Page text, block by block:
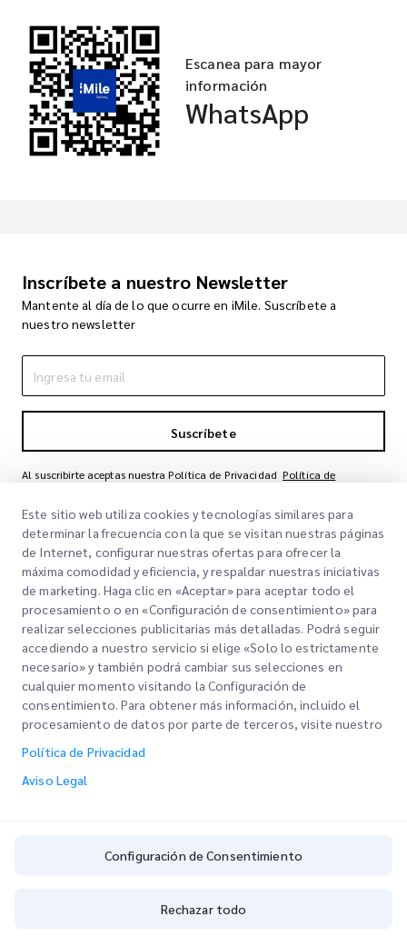
Escanea para mayor
información
WhatsApp
Inscríbete a nuestro Newsletter
Mantente al día de lo que ocurre en iMile. Suscríbete a
nuestro newsletter
Suscríbete
Al suscribirte aceptas nuestra Política de Privacidad Política de
Links Rápidos
Oficinas
Solicitar una cotización
Login de Cliente
Rastrea tu pedido
Corporativo
Sobre nosotros
Empleo
Nuestros Servicios
Despacho aduanero expreso
Política de Privacidad
Este sitio web utiliza cookies y tecnologías similares para
determinar la frecuencia con la que se visitan nuestras páginas
de Internet, configurar nuestras ofertas para ofrecer la
máxima comodidad y eficiencia, y respaldar nuestras iniciativas
de marketing. Haga clic en «Aceptar» para aceptar todo el
procesamiento o en «Configuración de consentimiento» para
realizar selecciones publicitarias más detalladas. Podrá seguir
accediendo a nuestro servicio si elige «Solo lo estrictamente
necesario» y también podrá cambiar sus selecciones en
cualquier momento visitando la Configuración de
consentimiento. Para obtener más información, incluido el
procesamiento de datos por parte de terceros, visite nuestro
Política de Privacidad
Aviso Legal
Configuración de Consentimiento
Rechazar todo